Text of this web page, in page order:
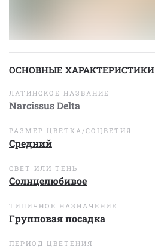
ОСНОВНЫЕ ХАРАКТЕРИСТИКИ
ЛАТИНСКОЕ НАЗВАНИЕ
Narcissus Delta
РАЗМЕР ЦВЕТКА/СОЦВЕТИЯ
Средний
СВЕТ ИЛИ ТЕНЬ
Солнцелюбивое
ТИПИЧНОЕ НАЗНАЧЕНИЕ
Групповая посадка
ПЕРИОД ЦВЕТЕНИЯ